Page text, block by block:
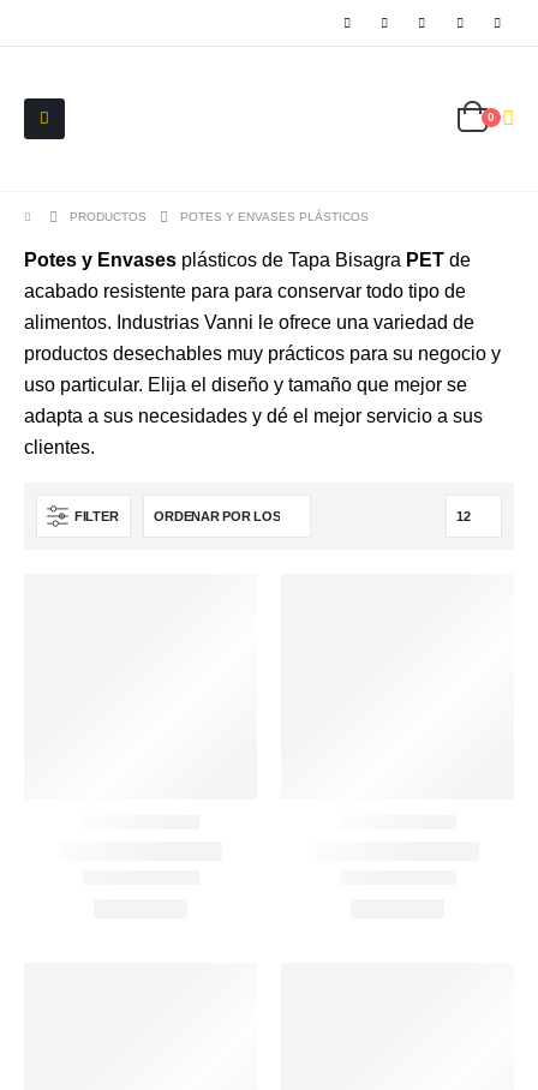
0
PRODUCTOS POTES Y ENVASES PLÁSTICOS
Potes y Envases plásticos de Tapa Bisagra PET de
acabado resistente para para conservar todo tipo de
alimentos. Industrias Vanni le ofrece una variedad de
productos desechables muy prácticos para su negocio y
uso particular. Elija el diseño y tamaño que mejor se
adapta a sus necesidades y dé el mejor servicio a sus
clientes.
FILTER